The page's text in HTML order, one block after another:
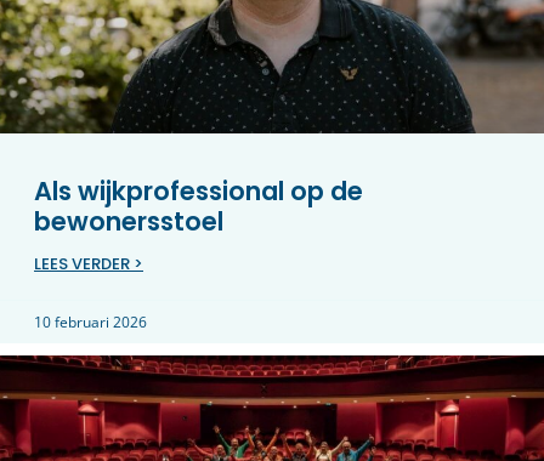
Als wijkprofessional op de
bewonersstoel
LEES VERDER >
10 februari 2026